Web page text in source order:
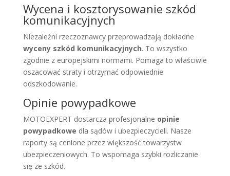
Wycena i kosztorysowanie szkód
komunikacyjnych
Niezależni rzeczoznawcy przeprowadzają dokładne
wyceny szkód komunikacyjnych. To wszystko
zgodnie z europejskimi normami. Pomaga to właściwie
oszacować straty i otrzymać odpowiednie
odszkodowanie.
Opinie powypadkowe
MOTOEXPERT dostarcza profesjonalne opinie
powypadkowe dla sądów i ubezpieczycieli. Nasze
raporty są cenione przez większość towarzystw
ubezpieczeniowych. To wspomaga szybki rozliczanie
się ze szkód.